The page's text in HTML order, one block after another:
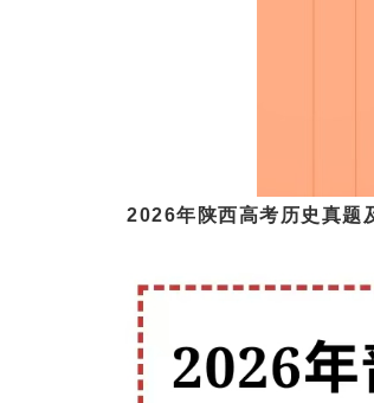
2026年陕西高考历史真题